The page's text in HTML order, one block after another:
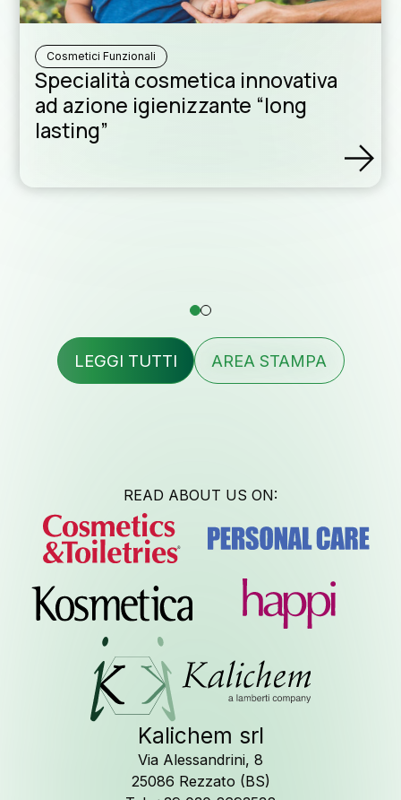
Rete di
Lavora
Seguici su
Cosmetici Funzionali
Specialità cosmetica innovativa
ad azione igienizzante “long
lasting”
LEGGI TUTTI AREA STAMPA
READ ABOUT US ON:
Kalichem srl
Via Alessandrini, 8
25086 Rezzato (BS)